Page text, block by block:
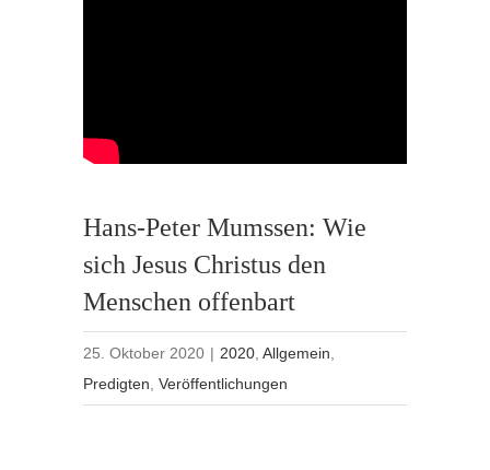
Hans-Peter Mumssen: Wie
sich Jesus Christus den
Menschen offenbart
25. Oktober 2020 | 2020 ,Allgemein
Predigten ,Veröffentlichungen